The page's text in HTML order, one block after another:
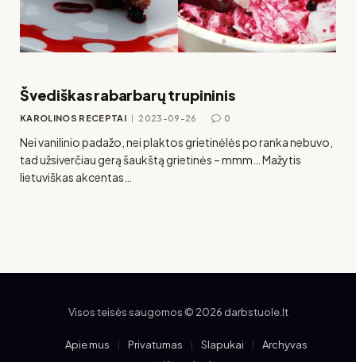
Švediškas rabarbarų trupininis
KAROLINOS RECEPTAI 2023-09-26 0
Nei vanilinio padažo, nei plaktos grietinėlės po ranka nebuvo,
tad užsiverčiau gerą šaukštą grietinės – mmm… Mažytis
lietuviškas akcentas…
Visos teisės saugomos © 2026 darbstuole.lt
Apie mus Privatumas Slapukai
Archyvas